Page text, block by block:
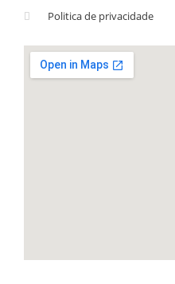
Politica de privacidade